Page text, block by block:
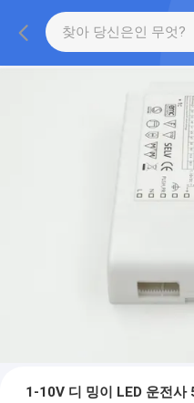
1-10V 디 밍이 LED 운전